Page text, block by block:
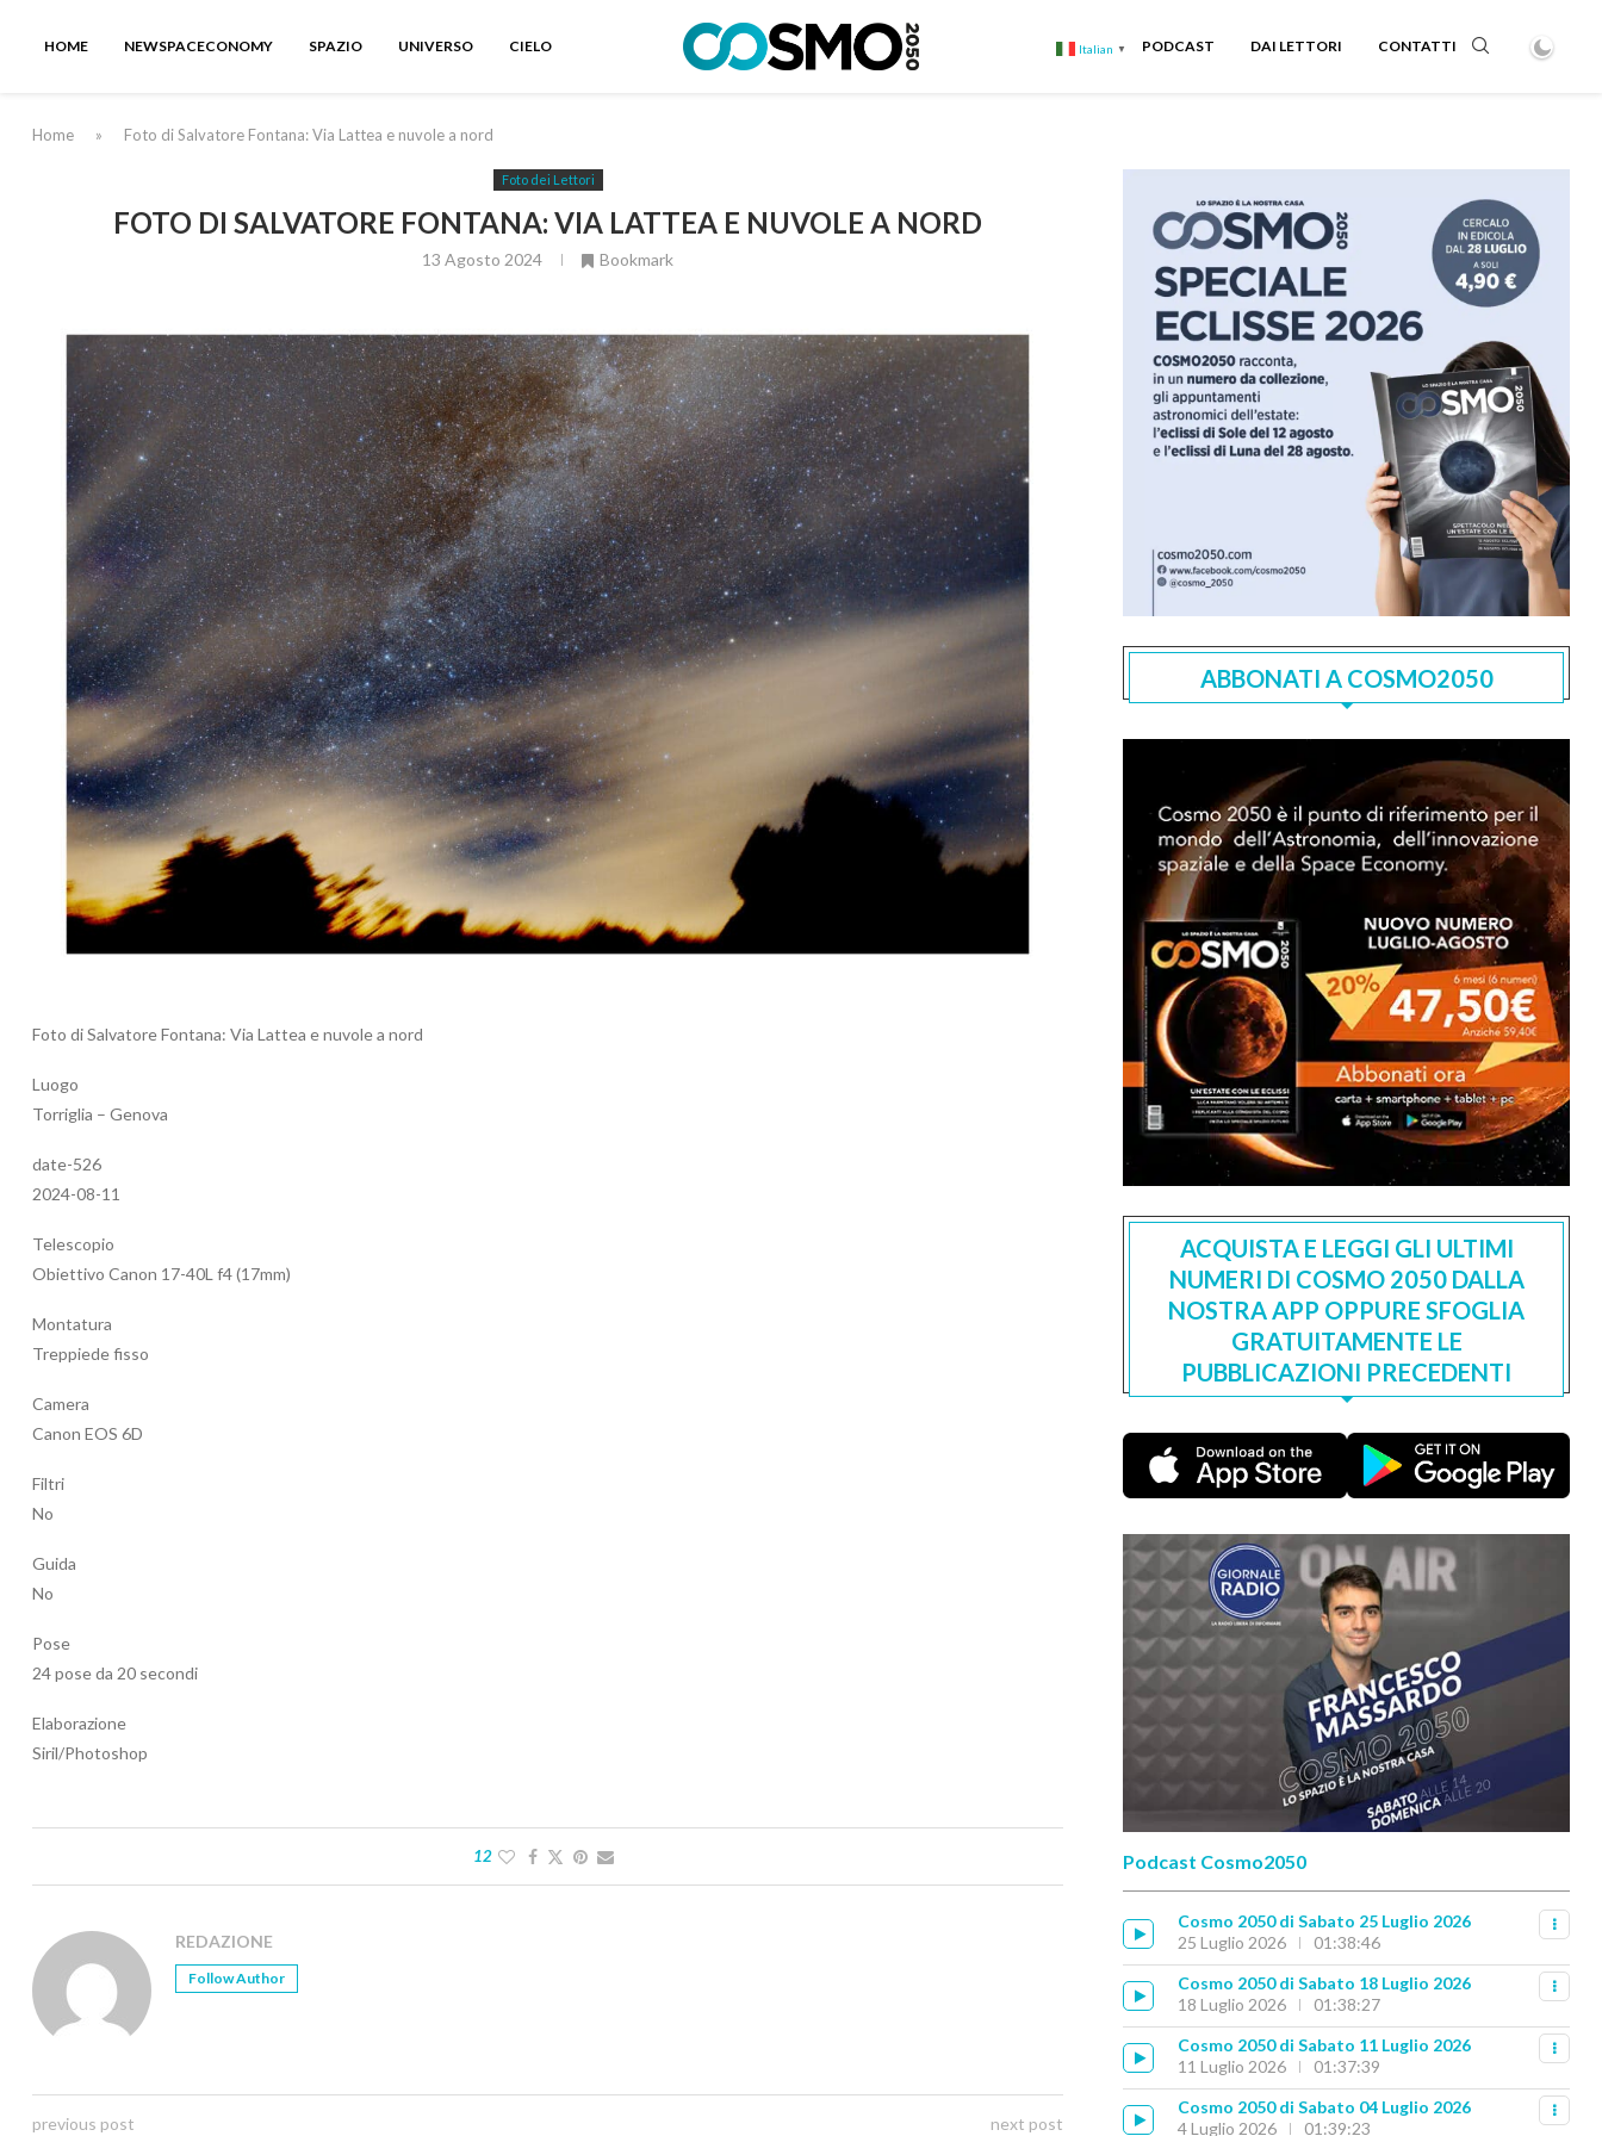
HOME NEWSPACECONOMY SPAZIO UNIVERSO CIELO Italian ▼ PODCAST DAI LETTORI CONTATTI
Home » Foto di Salvatore Fontana: Via Lattea e nuvole a nord
Foto dei Lettori
FOTO DI SALVATORE FONTANA: VIA LATTEA E NUVOLE A NORD
13 Agosto 2024 Bookmark
Foto di Salvatore Fontana: Via Lattea e nuvole a nord
Luogo
Torriglia – Genova
date-526
2024-08-11
Telescopio
Obiettivo Canon 17-40L f4 (17mm)
Montatura
Treppiede fisso
Camera
Canon EOS 6D
Filtri
No
Guida
No
Pose
24 pose da 20 secondi
Elaborazione
Siril/Photoshop
12
REDAZIONE
Follow Author
previous post
next post
ABBONATI A COSMO2050
ACQUISTA E LEGGI GLI ULTIMI
NUMERI DI COSMO 2050 DALLA
NOSTRA APP OPPURE SFOGLIA
GRATUITAMENTE LE
PUBBLICAZIONI PRECEDENTI
Podcast Cosmo2050
Cosmo 2050 di Sabato 25 Luglio 2026
25 Luglio 2026
01:38:46
Cosmo 2050 di Sabato 18 Luglio 2026
18 Luglio 2026
01:38:27
Cosmo 2050 di Sabato 11 Luglio 2026
11 Luglio 2026
01:37:39
Cosmo 2050 di Sabato 04 Luglio 2026
4 Luglio 2026
01:39:23